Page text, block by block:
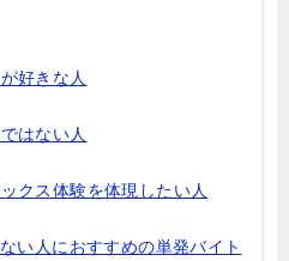
好きな人
はない人
クス体験を体現したい人
い人におすすめの単発バイト